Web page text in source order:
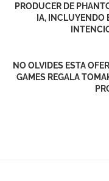
PRODUCER DE
IA, INCLUYENDO
NO OLVIDES ESTA
GAMES REGALA